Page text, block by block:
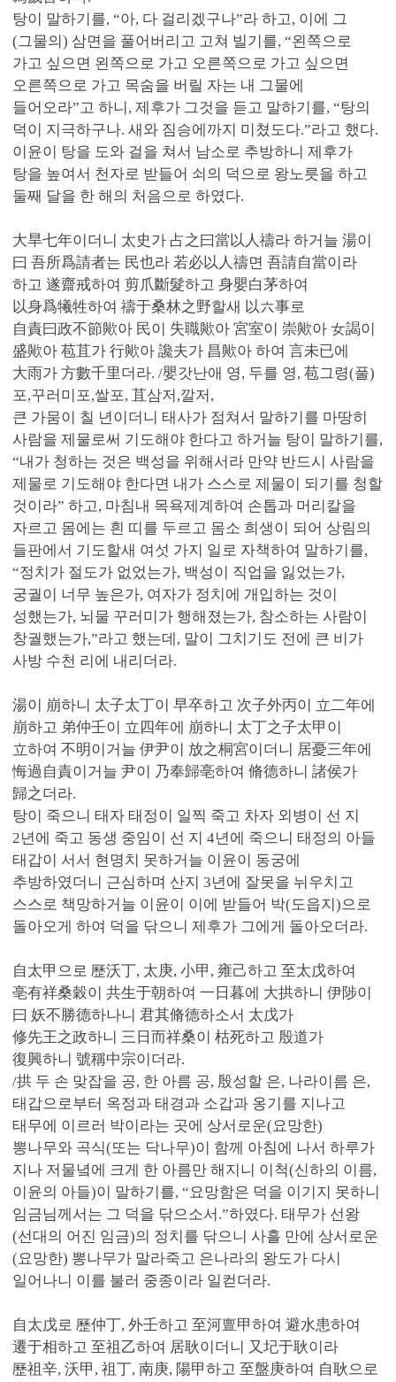
탕이 말하기를, “아, 다 걸리겠구나”라 하고, 이에 그
(그물의) 삼면을 풀어버리고 고쳐 빌기를, “왼쪽으로
가고 싶으면 왼쪽으로 가고 오른쪽으로 가고 싶으면
오른쪽으로 가고 목숨을 버릴 자는 내 그물에
들어오라”고 하니, 제후가 그것을 듣고 말하기를, “탕의
덕이 지극하구나. 새와 짐승에까지 미쳤도다.”라고 했다.
이윤이 탕을 도와 걸을 쳐서 남소로 추방하니 제후가
탕을 높여서 천자로 받들어 쇠의 덕으로 왕노릇을 하고
둘째 달을 한 해의 처음으로 하였다.
大旱七年이더니 太史가 占之曰當以人禱라 하거늘 湯이
曰 吾所爲請者는 民也라 若必以人禱면 吾請自當이라
하고 遂齋戒하여 剪爪斷髮하고 身嬰白茅하여
以身爲犧牲하여 禱于桑林之野할새 以六事로
自責曰政不節歟아 民이 失職歟아 宮室이 崇歟아 女謁이
盛歟아 苞苴가 行歟아 讒夫가 昌歟아 하여 言未已에
大雨가 方數千里더라. /嬰갓난애 영, 두를 영, 苞그령(풀)
포,꾸러미포,쌀포, 苴삼저,깔저,
큰 가뭄이 칠 년이더니 태사가 점쳐서 말하기를 마땅히
사람을 제물로써 기도해야 한다고 하거늘 탕이 말하기를,
“내가 청하는 것은 백성을 위해서라 만약 반드시 사람을
제물로 기도해야 한다면 내가 스스로 제물이 되기를 청할
것이라” 하고, 마침내 목욕제계하여 손톱과 머리칼을
자르고 몸에는 흰 띠를 두르고 몸소 희생이 되어 상림의
들판에서 기도할새 여섯 가지 일로 자책하여 말하기를,
“정치가 절도가 없었는가, 백성이 직업을 잃었는가,
궁궐이 너무 높은가, 여자가 정치에 개입하는 것이
성했는가, 뇌물 꾸러미가 행해졌는가, 참소하는 사람이
창궐했는가,”라고 했는데, 말이 그치기도 전에 큰 비가
사방 수천 리에 내리더라.
湯이 崩하니 太子太丁이 早卒하고 次子外丙이 立二年에
崩하고 弟仲壬이 立四年에 崩하니 太丁之子太甲이
立하여 不明이거늘 伊尹이 放之桐宮이더니 居憂三年에
悔過自責이거늘 尹이 乃奉歸亳하여 脩德하니 諸侯가
歸之더라.
탕이 죽으니 태자 태정이 일찍 죽고 차자 외병이 선 지
2년에 죽고 동생 중임이 선 지 4년에 죽으니 태정의 아들
태갑이 서서 현명치 못하거늘 이윤이 동궁에
추방하였더니 근심하며 산지 3년에 잘못을 뉘우치고
스스로 책망하거늘 이윤이 이에 받들어 박(도읍지)으로
돌아오게 하여 덕을 닦으니 제후가 그에게 돌아오더라.
自太甲으로 歷沃丁, 太庚, 小甲, 雍己하고 至太戊하여
亳有祥桑穀이 共生于朝하여 一日暮에 大拱하니 伊陟이
曰 妖不勝德하나니 君其脩德하소서 太戊가
修先王之政하니 三日而祥桑이 枯死하고 殷道가
復興하니 號稱中宗이더라.
/拱 두 손 맞잡을 공, 한 아름 공, 殷성할 은, 나라이름 은,
태갑으로부터 옥정과 태경과 소갑과 옹기를 지나고
태무에 이르러 박이라는 곳에 상서로운(요망한)
뽕나무와 곡식(또는 닥나무)이 함께 아침에 나서 하루가
지나 저물녘에 크게 한 아름만 해지니 이척(신하의 이름,
이윤의 아들)이 말하기를, “요망함은 덕을 이기지 못하니
임금님께서는 그 덕을 닦으소서.”하였다. 태무가 선왕
(선대의 어진 임금)의 정치를 닦으니 사흘 만에 상서로운
(요망한) 뽕나무가 말라죽고 은나라의 왕도가 다시
일어나니 이를 불러 중종이라 일컫더라.
自太戊로 歷仲丁, 外壬하고 至河亶甲하여 避水患하여
遷于相하고 至祖乙하여 居耿이더니 又圮于耿이라
歷祖辛, 沃甲, 祖丁, 南庚, 陽甲하고 至盤庚하여 自耿으로